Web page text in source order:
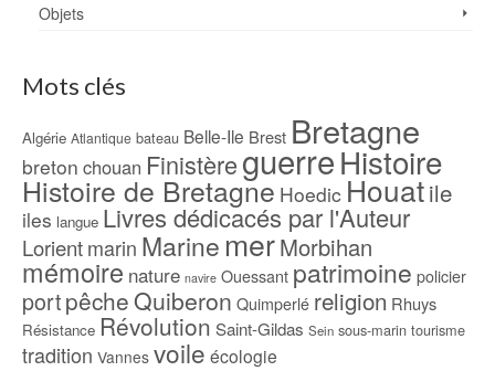
Objets
Mots clés
Algérie Atlantique bateau Belle-Ile Brest Bretagne
breton chouan FinistèreguerreHistoire
Histoire de Bretagne Hoedic Houatile
iles langue Livres dédicacés par l'Auteur
Lorientmarin Marine merMorbihan
mémoire nature navire Ouessant patrimoine policier
portpêcheQuiberon Quimperlé religion Rhuys
Résistance Révolution Saint-Gildas Sein sous-marin tourisme
tradition Vannes voile écologie